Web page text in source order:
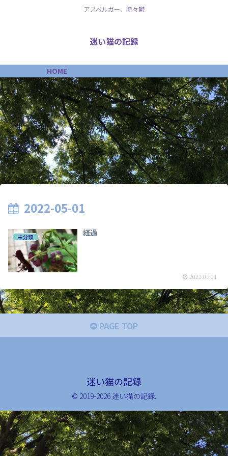
アスペルガー、時々鬱
迷い猫の記録
HOME
2022-05-01
未分類 経過
2022.05.01
PAGE TOP
迷い猫の記録
© 2019-2026 迷い猫の記録.